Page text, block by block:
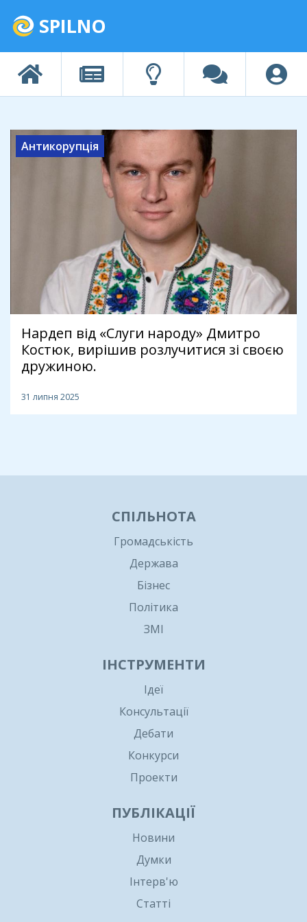
SPILNO
Антикорупція
Нардеп від «Слуги народу» Дмитро
Костюк, вирішив розлучитися зі своєю
дружиною.
31 липня 2025
СПІЛЬНОТА
Громадськість
Держава
Бізнес
Політика
ЗМІ
ІНСТРУМЕНТИ
Ідеї
Консультації
Дебати
Конкурси
Проекти
ПУБЛІКАЦІЇ
Новини
Думки
Інтерв'ю
Статті